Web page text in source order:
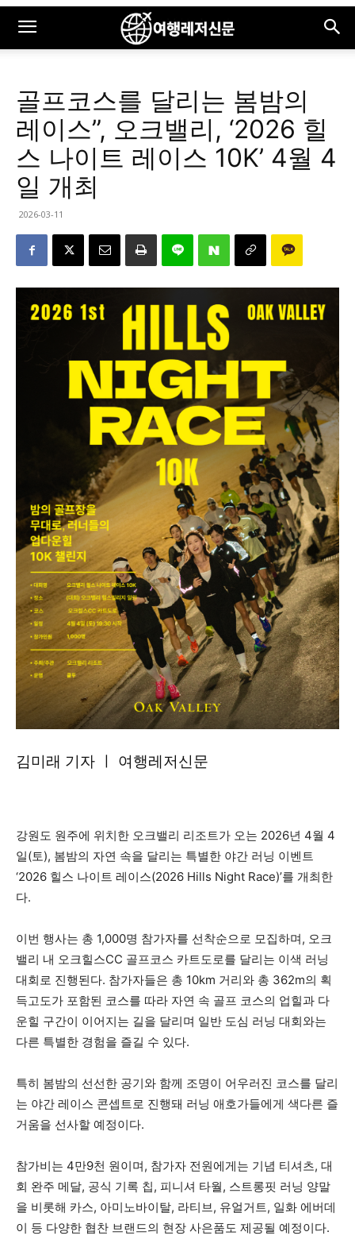
골프코스를 달리는 봄밤의
레이스”, 오크밸리, ‘2026 힐
스 나이트 레이스 10K’ 4월 4
일 개최
2026-03-11
김미래 기자 ㅣ 여행레저신문
강원도 원주에 위치한 오크밸리 리조트가 오는 2026년 4월 4
일(토), 봄밤의 자연 속을 달리는 특별한 야간 러닝 이벤트
‘2026 힐스 나이트 레이스(2026 Hills Night Race)’를 개최한
다.
이번 행사는 총 1,000명 참가자를 선착순으로 모집하며, 오크
밸리 내 오크힐스CC 골프코스 카트도로를 달리는 이색 러닝
대회로 진행된다. 참가자들은 총 10km 거리와 총 362m의 획
득고도가 포함된 코스를 따라 자연 속 골프 코스의 업힐과 다
운힐 구간이 이어지는 길을 달리며 일반 도심 러닝 대회와는
다른 특별한 경험을 즐길 수 있다.
특히 봄밤의 선선한 공기와 함께 조명이 어우러진 코스를 달리
는 야간 레이스 콘셉트로 진행돼 러닝 애호가들에게 색다른 즐
거움을 선사할 예정이다.
참가비는 4만9천 원이며, 참가자 전원에게는 기념 티셔츠, 대
회 완주 메달, 공식 기록 칩, 피니셔 타월, 스트롱핏 러닝 양말
을 비롯해 카스, 아미노바이탈, 라티브, 유얼거트, 일화 에버데
이 등 다양한 협찬 브랜드의 현장 사은품도 제공될 예정이다.